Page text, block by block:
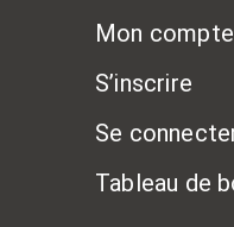
Mon compte
S’inscrire
Se
Tableau de